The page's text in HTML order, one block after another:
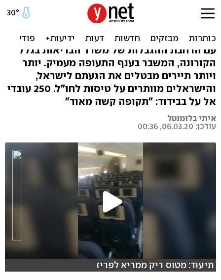
ענף במשבר: תיעוד ממטוס
ריק שהמריא לפריז
עם הרחבת ההגבלות של משרד הבריאות בגלל
הקורונה, המשבר בענף התעופה מעמיק. יותר
ויותר תיירים מבטלים את הגעתם לישראל,
והישראלים מוותרים על טיסות לחו"ל. 250 עובדי
אל על בבידוד: "תקופה קשה מאוד"
איתי בלומנטל
עודכן: 06.03.20, 00:36
תיעוד: מטוס ריק ממריא לפריז